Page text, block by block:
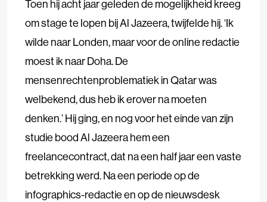
Toen hij acht jaar geleden de mogelijkheid kreeg
om stage te lopen bij Al Jazeera, twijfelde hij. ‘Ik
wilde naar Londen, maar voor de online redactie
moest ik naar Doha. De
mensenrechtenproblematiek in Qatar was
welbekend, dus heb ik erover na moeten
denken.’ Hij ging, en nog voor het einde van zijn
studie bood Al Jazeera hem een
freelancecontract, dat na een half jaar een vaste
betrekking werd. Na een periode op de
infographics-redactie en op de nieuwsdesk